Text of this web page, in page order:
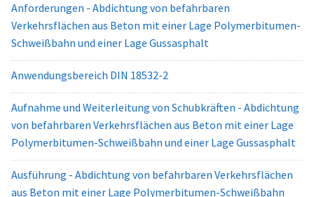
Anforderungen - Abdichtung von befahrbaren
Verkehrsflächen aus Beton mit einer Lage Polymerbitumen-
Schweißbahn und einer Lage Gussasphalt
Anwendungsbereich DIN 18532-2
Aufnahme und Weiterleitung von Schubkräften - Abdichtung
von befahrbaren Verkehrsflächen aus Beton mit einer Lage
Polymerbitumen-Schweißbahn und einer Lage Gussasphalt
Ausführung - Abdichtung von befahrbaren Verkehrsflächen
aus Beton mit einer Lage Polymerbitumen-Schweißbahn